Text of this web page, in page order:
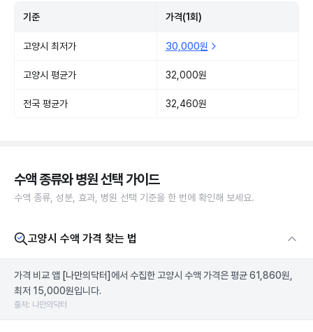
기준 가격(1회)
고양시 최저가 30,000원
고양시 평균가 32,000원
전국 평균가 32,460원
수액 종류와 병원 선택 가이드
수액 종류, 성분, 효과, 병원 선택 기준을 한 번에 확인해 보세요.
고양시 수액 가격 찾는 법
가격 비교 앱 [나만의닥터] 에서 수집한 고양시 수액 가격은 평균 61,860원,
최저 15,000원입니다.
출처: 나만의닥터